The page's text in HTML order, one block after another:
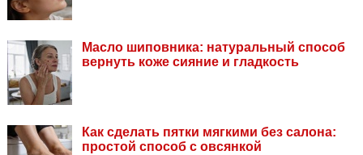
Масло шиповника: натуральный способ
вернуть коже сияние и гладкость
Как сделать пятки мягкими без салона:
простой способ с овсянкой